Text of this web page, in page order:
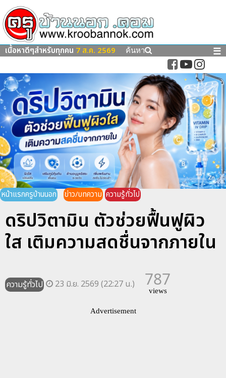
เนื้อหาดีๆสำหรับทุกคน 7 ส.ค. 2569 ค้นหา ☰
หน้าแรกครูบ้านนอก ข่าว/บทความ ความรู้ทั่วไป
ดริปวิตามิน ตัวช่วยฟื้นฟูผิว
ใส เติมความสดชื่นจากภายใน
ความรู้ทั่วไป 23 มิ.ย. 2569 (22:27 น.) 787
views
Advertisement